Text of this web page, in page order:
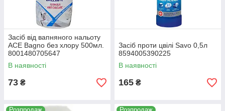
Засіб від вапняного нальоту
ACE Bagno без хлору 500мл.
8001480705647
В наявності
73 ₴
Засіб проти цвілі Savo 0,5л
8594005390225
В наявності
165 ₴